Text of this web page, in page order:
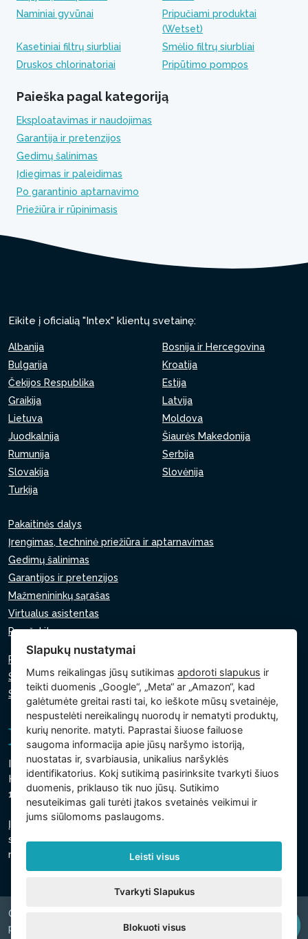
Naminiai gyvūnai
Pripučiami produktai
(Wetset)
Kasetiniai filtrų siurbliai
Smėlio filtrų siurbliai
Druskos chlorinatoriai
Pripūtimo pompos
Paieška pagal kategoriją
Eksploatavimas ir naudojimas
Garantija ir pretenzijos
Gedimų šalinimas
Įdiegimas ir paleidimas
Po garantinio aptarnavimo
Priežiūra ir rūpinimasis
Eikite į oficialią "Intex" klientų svetainę:
Albanija
Bosnija ir Hercegovina
Bulgarija
Kroatija
Čekijos Respublika
Estija
Graikija
Latvija
Lietuva
Moldova
Juodkalnija
Šiaurės Makedonija
Rumunija
Serbija
Slovakija
Slovėnija
Turkija
Pakaitinės dalys
Įrengimas, techninė priežiūra ir aptarnavimas
Gedimų šalinimas
Garantijos ir pretenzijos
Mažmenininkų sąrašas
Virtualus asistentas
Parašykite mums
Privatumo politika
Slapukų politika
Slapukų nustatymai
Intex Trading, s.r.o.
Hradecká 2526/3
130 00 Praha 3 - Čekija
Įmonė yra registruota Prahos savivaldybės teisme, C
skyriuje, intarpas 74759
regsitracijos numeris 26150808, PVM kodas CZ26150808
Copyright © 2026 INTEX TRADING s.r.o. Všechna
právavyhrazena.
Slapukų nustatymai
Mums reikalingas jūsų sutikimasapdoroti slapukus ir
teikti duomenis „Google“, „Meta“ ar „Amazon“, kad
galėtumėte greitai rasti tai, ko ieškote mūsų svetainėje,
nespustelėti nereikalingų nuorodų ir nematyti produktų,
kurių nenorite. matyti. Paprastai šiuose failuose
saugoma informacija apie jūsų naršymo istoriją,
nuostatas ir, svarbiausia, unikalius naršyklės
identifikatorius. Kokį sutikimą pasirinksite tvarkyti šiuos
duomenis, priklauso tik nuo jūsų. Sutikimo
nesuteikimas gali turėti įtakos svetainės veikimui ir
jums siūlomoms paslaugoms.
Leisti visus
Tvarkyti Slapukus
Blokuoti visus